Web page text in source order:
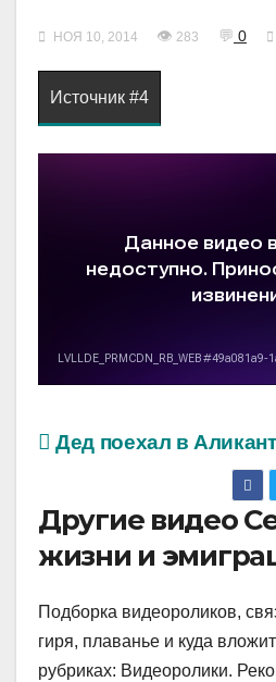
НОЯ 10, 2014 👁 283 💬 0
Источник #4
Дед поехал в
Другие видео
жизни и
Подборка видеороликов,
гиря, плаванье и куда
рубриках: Видеоролики.